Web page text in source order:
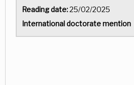
Reading date:25/02/2025
International doctorate mention